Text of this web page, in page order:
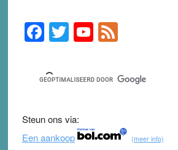
Primary
Sidebar
F
a
c
e
b
o
T
wi
tt
er
Y
o
u
T
b
F
e
d
Steun ons via:
Een aankoop
(meer info)